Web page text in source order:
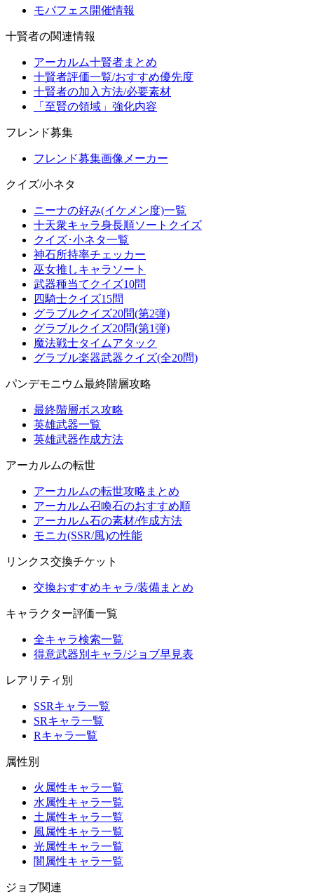
モバフェス開催情報
十賢者の関連情報
アーカルム十賢者まとめ
十賢者評価一覧/おすすめ優先度
十賢者の加入方法/必要素材
「至賢の領域」強化内容
フレンド募集
フレンド募集画像メーカー
クイズ/小ネタ
ニーナの好み(イケメン度)一覧
十天衆キャラ身長順ソートクイズ
クイズ･小ネタ一覧
神石所持率チェッカー
巫女推しキャラソート
武器種当てクイズ10問
四騎士クイズ15問
グラブルクイズ20問(第2弾)
グラブルクイズ20問(第1弾)
魔法戦士タイムアタック
グラブル楽器武器クイズ(全20問)
パンデモニウム最終階層攻略
最終階層ボス攻略
英雄武器一覧
英雄武器作成方法
アーカルムの転世
アーカルムの転世攻略まとめ
アーカルム召喚石のおすすめ順
アーカルム石の素材/作成方法
モニカ(SSR/風)の性能
リンクス交換チケット
交換おすすめキャラ/装備まとめ
キャラクター評価一覧
全キャラ検索一覧
得意武器別キャラ/ジョブ早見表
レアリティ別
SSRキャラ一覧
SRキャラ一覧
Rキャラ一覧
属性別
火属性キャラ一覧
水属性キャラ一覧
土属性キャラ一覧
風属性キャラ一覧
光属性キャラ一覧
闇属性キャラ一覧
ジョブ関連